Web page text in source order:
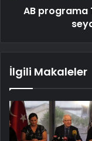
AB programa
İlgili Makaleler